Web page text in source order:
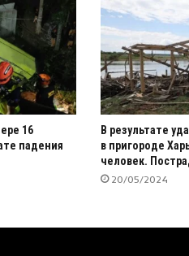
16
падения
В результате
в пригороде
человек.
20/05/2024